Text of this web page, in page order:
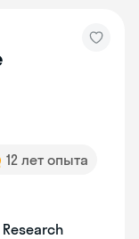
12 лет опыта